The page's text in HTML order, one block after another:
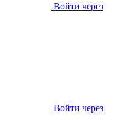
Войти через
Войти через